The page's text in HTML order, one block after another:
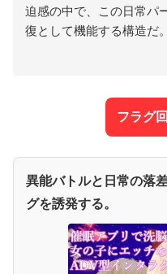
迫感の中で、この日常パ
復として機能する構造だ。
フラグ
異能バトルと日常の落
グを誘発する。